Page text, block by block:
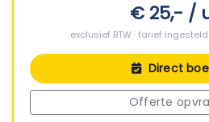
€ 25,- /
exclusief BTW · tarief
Direct
Offerte